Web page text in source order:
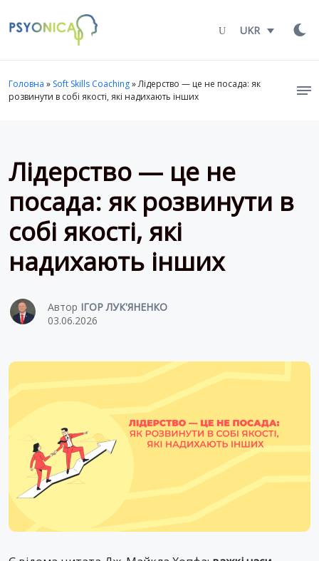
UKR
Головна » Soft Skills Coaching»Лідерство — це не посада: як
розвинути в собі якості, які надихають інших
Лідерство — це не
посада: як розвинути в
собі якості, які
надихають інших
Автор ІГОР ЛУК'ЯНЕНКО
03.06.2026